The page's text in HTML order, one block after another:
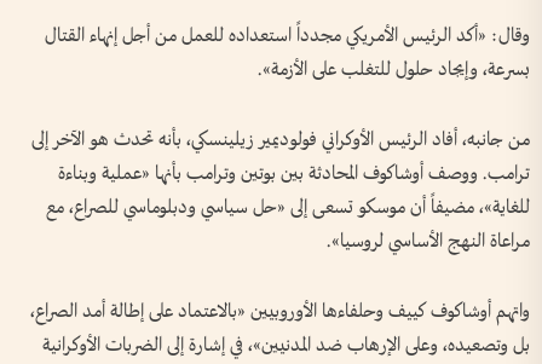
وقال: «أكد الرئيس الأمريكي مجدداً استعداده للعمل من أجل إنهاء القتال
بسرعة، وإيجاد حلول للتغلب على الأزمة».
من جانبه، أفاد الرئيس الأوكراني فولوديمير زيلينسكي، بأنه تحدث هو الآخر إلى
ترامب. ووصف أوشاكوف المحادثة بين بوتين وترامب بأنها «عملية وبناءة
للغاية»، مضيفاً أن موسكو تسعى إلى «حل سياسي ودبلوماسي للصراع، مع
مراعاة النهج الأساسي لروسيا».
واتهم أوشاكوف كييف وحلفاءها الأوروبيين «بالاعتماد على إطالة أمد الصراع،
بل وتصعيده، وعلى الإرهاب ضد المدنيين»، في إشارة إلى الضربات الأوكرانية